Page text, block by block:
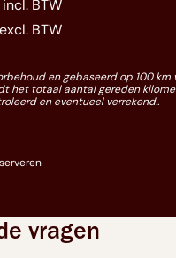
BTW
BTW
en gebaseerd op 100 km
het totaal aantal gereden
en eventueel verrekend..
vragen